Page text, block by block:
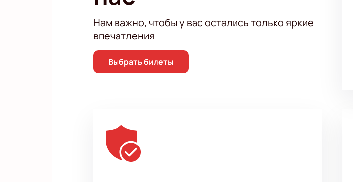
Нам важно, чтобы у вас остались только яркие
впечатления
Выбрать билеты